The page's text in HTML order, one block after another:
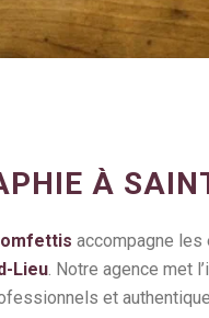
À
accompagne
Lieu . Notre agence
et